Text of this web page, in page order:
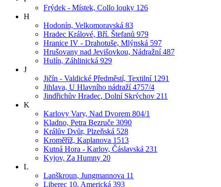
Frýdek - Místek, Collo louky 126
H
Hodonín, Velkomoravská 83
Hradec Králové, Bří. Štefanů 979
Hranice IV - Drahotuše, Mlýnská 597
Hrušovany nad Jevišovkou, Nádražní 487
Hulín, Záhlinická 929
J
Jičín - Valdické Předměstí, Textilní 1291
Jihlava, U Hlavního nádraží 4757/4
Jindřichův Hradec, Dolní Skrýchov 211
K
Karlovy Vary, Nad Dvorem 804/1
Kladno, Petra Bezruče 3090
Králův Dvůr, Plzeňská 528
Kroměříž, Kaplanova 1513
Kutná Hora - Karlov, Čáslavská 231
Kyjov, Za Humny 20
L
Lanškroun, Jungmannova 11
Liberec 10, Americká 393